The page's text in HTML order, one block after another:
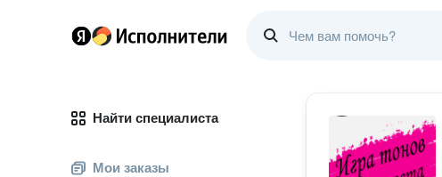
Найти специалиста
Мои заказы